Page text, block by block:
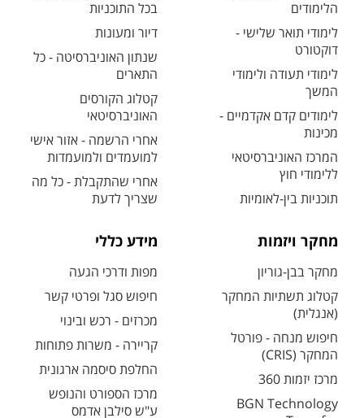
הלימודים
לימודי תואר שלישי -
דוקטורט
לימודי תעודה ולימודי
המשך
לימודים קדם אקדמיים -
מכינות
המרכז האוניברסיטאי
ללימודי חוץ
תוכניות בין-לאומיות
בכל התוכניות
דיור ומעונות
שנתון האוניברסיטה - כל
התארים
קטלוג הקורסים
האוניברסיטאי
אחרי הרשמה - אזור אישי
למועמדים ולמועמדות
אחרי שהתקבלת - כל מה
שצריך לדעת
מחקר ויזמות
מחקר בבן-גוריון
קטלוג תשתיות המחקר
(אנגלית)
חיפוש מנחה - פורטל
המחקר (CRIS)
מרכז יזמות 360
BGN Technology
מידע כללי
מפות ודרכי הגעה
חיפוש סגל ופרטי קשר
מכרזים - רכש ובינוי
קריירה - משרות פתוחות
החלפת סיסמה ארגונית
מרכז הספורט והנופש
ע"ש סילבן אדמס